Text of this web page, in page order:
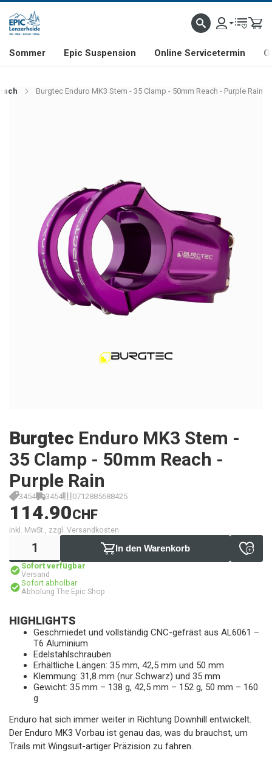
& FREERIDE-SPEZIALIST SCHWEIZER FIRMA SHOP & SHOWROOM IN
Sommer Epic Suspension Online Servicetermin
Burgtec Enduro MK3 Stem - 35 Clamp - 50mm Reach - Purple Rain
Burgtec Enduro MK3 Stem -
35 Clamp - 50mm Reach -
Purple Rain
3454 3454 0712885688425
114.90CHF
inkl. MwSt., zzgl. Versandkosten
In den Warenkorb
Sofort verfügbar
Versand
Sofort abholbar
Abholung The Epic Shop
HIGHLIGHTS
Geschmiedet und vollständig CNC-gefräst aus AL6061 –
T6 Aluminium
Edelstahlschrauben
Erhältliche Längen: 35 mm, 42,5 mm und 50 mm
Klemmung: 31,8 mm (nur Schwarz) und 35 mm
Gewicht: 35 mm – 138 g, 42,5 mm – 152 g, 50 mm – 160
g
Enduro hat sich immer weiter in Richtung Downhill entwickelt.
Der Enduro MK3 Vorbau ist genau das, was du brauchst, um
Trails mit Wingsuit-artiger Präzision zu fahren.